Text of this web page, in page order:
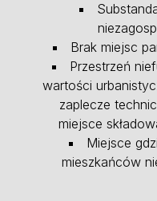
Brak miejsc
Przestrzeń
wartości
zaplecze
miejsce
Miejsce
mieszkańców